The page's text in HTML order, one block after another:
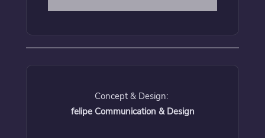
Concept & Design:
felipe Communication & Design